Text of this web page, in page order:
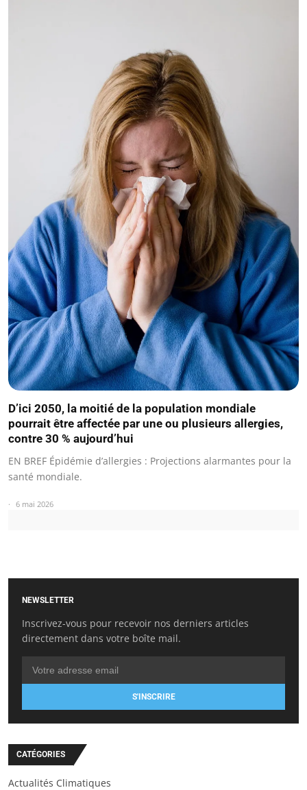
D’ici 2050, la moitié de la population mondiale
pourrait être affectée par une ou plusieurs allergies,
contre 30 % aujourd’hui
EN BREF Épidémie d’allergies : Projections alarmantes pour la
santé mondiale.
6 mai 2026
NEWSLETTER
Inscrivez-vous pour recevoir nos derniers articles
directement dans votre boîte mail.
S'INSCRIRE
CATÉGORIES
Actualités Climatiques